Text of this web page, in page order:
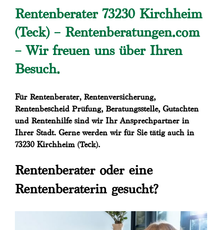
Rentenberater 73230 Kirchheim
(Teck) – Rentenberatungen.com
– Wir freuen uns über Ihren
Besuch.
Für Rentenberater, Rentenversicherung,
Rentenbescheid Prüfung, Beratungsstelle, Gutachten
und Rentenhilfe sind wir Ihr Ansprechpartner in
Ihrer Stadt. Gerne werden wir für Sie tätig auch in
73230 Kirchheim (Teck).
Rentenberater oder eine
Rentenberaterin gesucht?